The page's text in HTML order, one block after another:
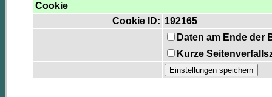
Cookie
Cookie ID: 192165
Daten am Ende der
Kurze